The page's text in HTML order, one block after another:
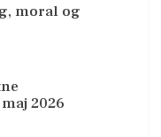
moral og
2026